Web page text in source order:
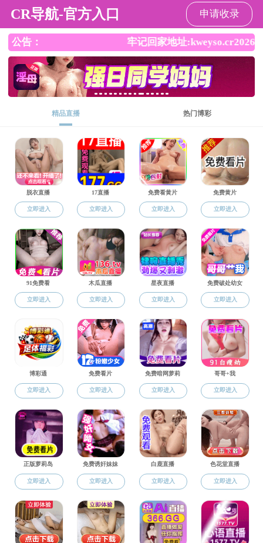
欢迎访问成人导航 ！
成人导航 成人导航概况 师资
教育教学
教务信息
本科生培养
研究生培养
教授开放日
实
实
活